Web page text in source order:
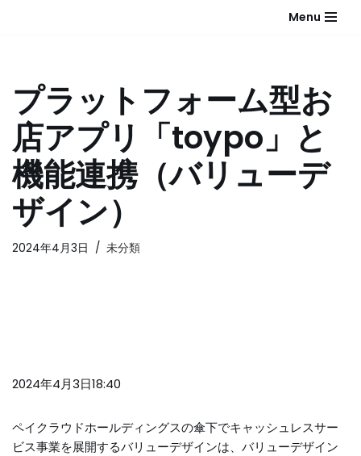
ツ
へ
ス
キ
ッ
プ
Menu
プラットフォーム型お
店アプリ「toypo」と
機能連携（バリューデ
ザイン）
2024年4月3日 未分類
2024年4月3日18:40
ペイクラウドホールディングスの傘下でキャッシュレスサー
ビス事業を展開するバリューデザインは、バリューデザイン